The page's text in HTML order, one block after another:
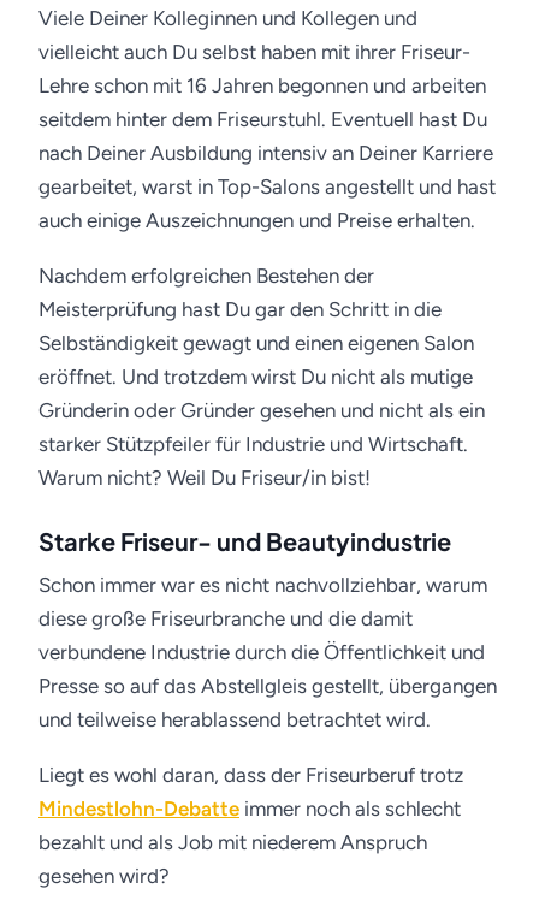
Viele Deiner Kolleginnen und Kollegen und
vielleicht auch Du selbst haben mit ihrer Friseur-
Lehre schon mit 16 Jahren begonnen und arbeiten
seitdem hinter dem Friseurstuhl. Eventuell hast Du
nach Deiner Ausbildung intensiv an Deiner Karriere
gearbeitet, warst in Top-Salons angestellt und hast
auch einige Auszeichnungen und Preise erhalten.
Nachdem erfolgreichen Bestehen der
Meisterprüfung hast Du gar den Schritt in die
Selbständigkeit gewagt und einen eigenen Salon
eröffnet. Und trotzdem wirst Du nicht als mutige
Gründerin oder Gründer gesehen und nicht als ein
starker Stützpfeiler für Industrie und Wirtschaft.
Warum nicht? Weil Du Friseur/in bist!
Starke Friseur- und Beautyindustrie
Schon immer war es nicht nachvollziehbar, warum
diese große Friseurbranche und die damit
verbundene Industrie durch die Öffentlichkeit und
Presse so auf das Abstellgleis gestellt, übergangen
und teilweise herablassend betrachtet wird.
Liegt es wohl daran, dass der Friseurberuf trotz
Mindestlohn-Debatte immer noch als schlecht
bezahlt und als Job mit niederem Anspruch
gesehen wird?